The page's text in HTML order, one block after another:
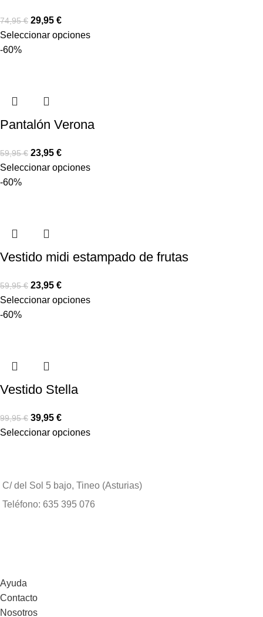
74,95€ 29,95 €
Seleccionar opciones
-60%
Pantalón Verona
59,95€ 23,95 €
Seleccionar opciones
-60%
Vestido midi estampado de frutas
59,95€ 23,95 €
Seleccionar opciones
-60%
Vestido Stella
99,95€ 39,95 €
Seleccionar opciones
C/ del Sol 5 bajo, Tineo (Asturias)
Teléfono: 635 395 076
Ayuda
Contacto
Nosotros